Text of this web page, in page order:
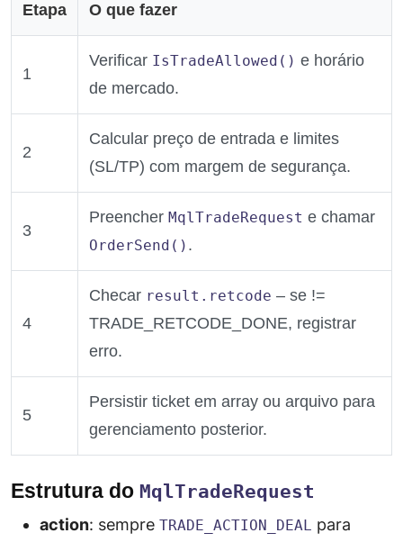
Etapa O que fazer
1
Verificar IsTradeAllowed() e horário
de mercado.
2
Calcular preço de entrada e limites
(SL/TP) com margem de segurança.
3
Preencher MqlTradeRequest e chamar
OrderSend() .
4
Checar result.retcode – se !=
TRADE_RETCODE_DONE, registrar
erro.
5
Persistir ticket em array ou arquivo para
gerenciamento posterior.
Estrutura do MqlTradeRequest
action: sempre TRADE_ACTION_DEAL para